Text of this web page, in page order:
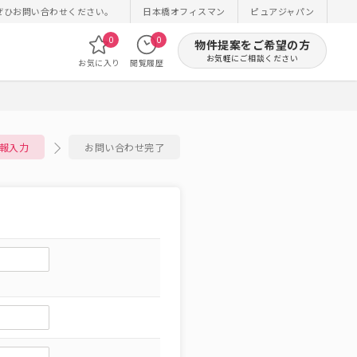
お問い合わせください。 日本橋オフィスマン ピュアジャパン
お気に入り
0
閲覧履歴
0 物件提案をご希望の方
お気軽にご相談ください
入力 お問い合わせ完了